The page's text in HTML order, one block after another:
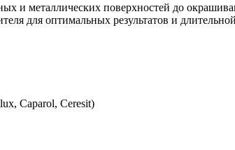
и металлических поверхностей до
для оптимальных результатов и
Caparol, Ceresit)